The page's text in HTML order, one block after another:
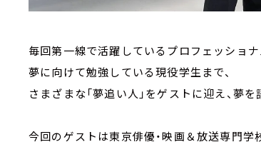
毎回第一線で活躍しているプロフェッショナ
夢に向けて勉強している現役学生まで、
さまざまな「夢追い人」をゲストに迎え、夢を
今回のゲストは東京俳優・映画＆放送専門学